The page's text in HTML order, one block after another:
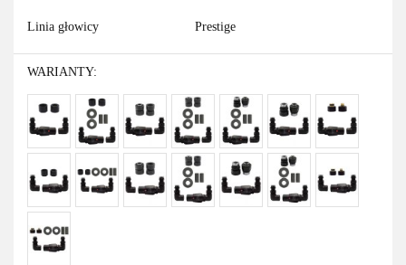
Linia głowicy Prestige
WARIANTY: